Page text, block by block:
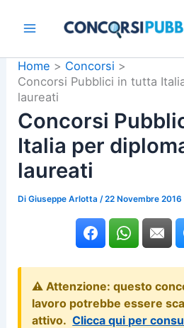
Home
Concorsi
Concorsi Pubblici in tutta
laureati
Concorsi
Italia per
laureati
DiGiuseppe Arlotta /22 Novembre 2016
⚠️ Attenzione: questo
lavoro potrebbe essere
attivo. Clicca qui per